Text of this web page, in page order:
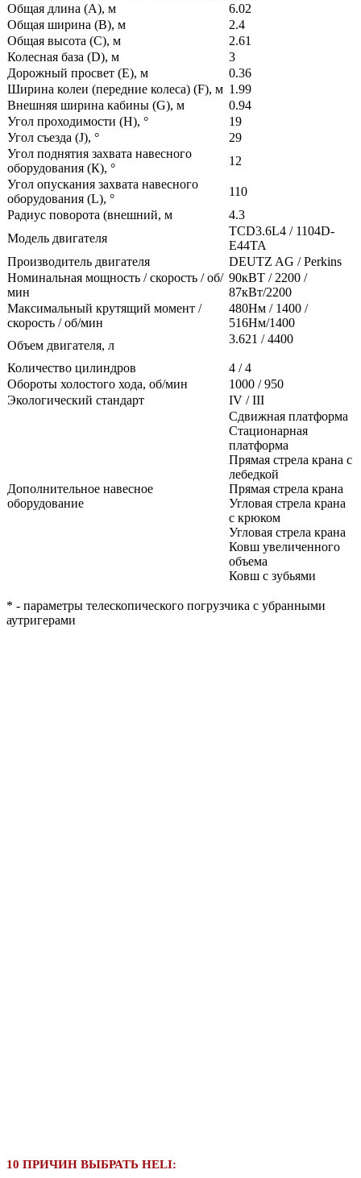
Общая длина (А), м
6.02
Общая ширина (В), м
2.4
Общая высота (С), м
2.61
Колесная база (D), м
3
Дорожный просвет (Е), м
0.36
Ширина колеи (передние колеса) (F), м 1.99
Внешняя ширина кабины (G), м
0.94
Угол проходимости (H), °
19
Угол съезда (J), °
29
Угол поднятия захвата навесного
оборудования (К), °
12
Угол опускания захвата навесного
оборудования (L), °
110
Радиус поворота (внешний, м
4.3
Модель двигателя
TCD3.6L4 / 1104D-
E44TA
Производитель двигателя
DEUTZ AG / Perkins
Номинальная мощность / скорость / об/
мин
90кВТ / 2200 /
87кВт/2200
Максимальный крутящий момент /
скорость / об/мин
480Нм / 1400 /
516Нм/1400
Объем двигателя, л
3.621 / 4400
Количество цилиндров
4 / 4
Обороты холостого хода, об/мин
1000 / 950
Экологический стандарт
IV / III
Дополнительное навесное
оборудование
Сдвижная платформа
Стационарная
платформа
Прямая стрела крана с
лебедкой
Прямая стрела крана
Угловая стрела крана
с крюком
Угловая стрела крана
Ковш увеличенного
объема
Ковш с зубьями
* - параметры телескопического погрузчика с убранными
аутригерами
10 ПРИЧИН ВЫБРАТЬ HELI: